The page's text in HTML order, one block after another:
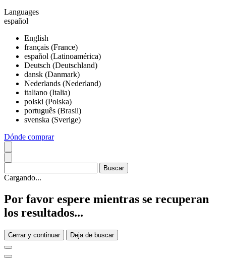
Languages
español
English
français (France)
español (Latinoamérica)
Deutsch (Deutschland)
dansk (Danmark)
Nederlands (Nederland)
italiano (Italia)
polski (Polska)
português (Brasil)
svenska (Sverige)
Dónde comprar
Cargando...
Por favor espere mientras se recuperan
los resultados...
Cerrar y continuar Deja de buscar